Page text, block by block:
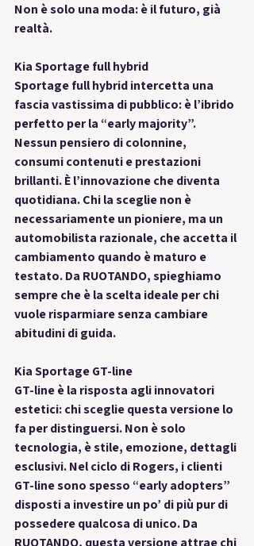
Non è solo una moda: è il futuro, già
realtà.
Kia Sportage full hybrid
Sportage full hybrid intercetta una
fascia vastissima di pubblico: è l’ibrido
perfetto per la “early majority”.
Nessun pensiero di colonnine,
consumi contenuti e prestazioni
brillanti. È l’innovazione che diventa
quotidiana. Chi la sceglie non è
necessariamente un pioniere, ma un
automobilista razionale, che accetta il
cambiamento quando è maturo e
testato. Da RUOTANDO, spieghiamo
sempre che è la scelta ideale per chi
vuole risparmiare senza cambiare
abitudini di guida.
Kia Sportage GT-line
GT-line è la risposta agli innovatori
estetici: chi sceglie questa versione lo
fa per distinguersi. Non è solo
tecnologia, è stile, emozione, dettagli
esclusivi. Nel ciclo di Rogers, i clienti
GT-line sono spesso “early adopters”
disposti a investire un po’ di più pur di
possedere qualcosa di unico. Da
RUOTANDO, questa versione attrae chi